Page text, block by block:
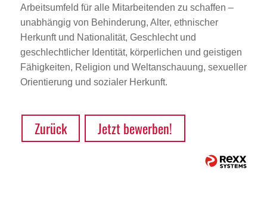
Arbeitsumfeld für alle Mitarbeitenden zu schaffen –
unabhängig von Behinderung, Alter, ethnischer
Herkunft und Nationalität, Geschlecht und
geschlechtlicher Identität, körperlichen und geistigen
Fähigkeiten, Religion und Weltanschauung, sexueller
Orientierung und sozialer Herkunft.
Zurück Jetzt bewerben!